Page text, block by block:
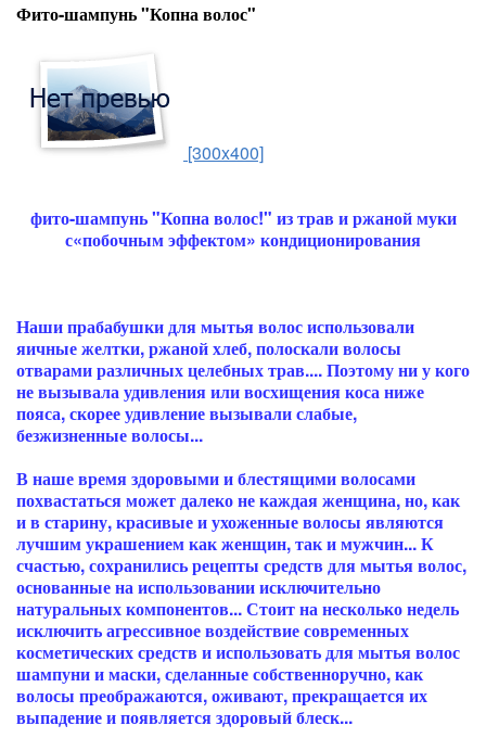
Фито-шампунь "Копна волос"
[300x400]
фито-шампунь "Копна волос!" из трав и ржаной муки
с«побочным эффектом» кондиционирования
Наши прабабушки для мытья волос использовали
яичные желтки, ржаной хлеб, полоскали волосы
отварами различных целебных трав.... Поэтому ни у кого
не вызывала удивления или восхищения коса ниже
пояса, скорее удивление вызывали слабые,
безжизненные волосы...
В наше время здоровыми и блестящими волосами
похвастаться может далеко не каждая женщина, но, как
и в старину, красивые и ухоженные волосы являются
лучшим украшением как женщин, так и мужчин... К
счастью, сохранились рецепты средств для мытья волос,
основанные на использовании исключительно
натуральных компонентов... Стоит на несколько недель
исключить агрессивное воздействие современных
косметических средств и использовать для мытья волос
шампуни и маски, сделанные собственноручно, как
волосы преображаются, оживают, прекращается их
выпадение и появляется здоровый блеск...